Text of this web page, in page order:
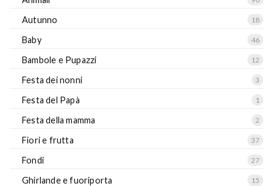
Autunno 18
Baby 46
Bambole e Pupazzi 12
Festa dei nonni 3
Festa del Papà 1
Festa della mamma 2
Fiori e frutta 37
Fondi 27
Ghirlande e fuoriporta 15